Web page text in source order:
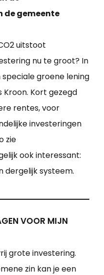
de gemeente
uitstoot
nu te groot? In
speciale groene lening
Kroon. Kort gezegd
rentes, voor
investeringen
zie
ook interessant:
dergelijk systeem.
VOOR MIJN
grote investering.
zin kan je een